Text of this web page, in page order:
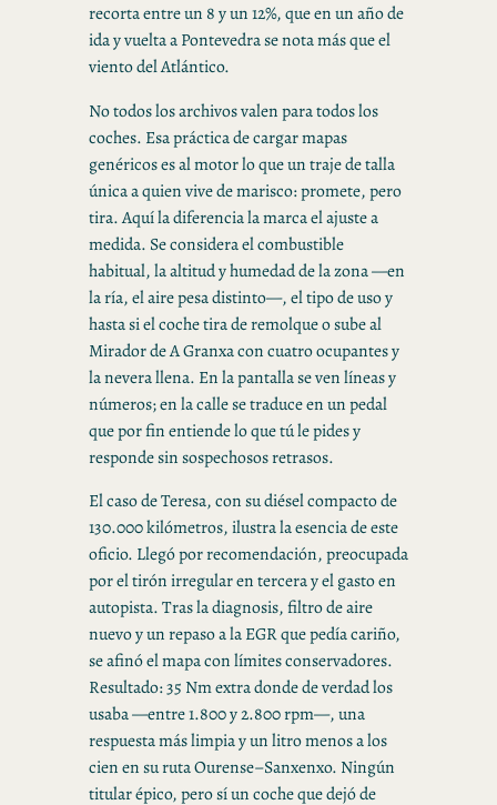
recorta entre un 8 y un 12%, que en un año de
ida y vuelta a Pontevedra se nota más que el
viento del Atlántico.
No todos los archivos valen para todos los
coches. Esa práctica de cargar mapas
genéricos es al motor lo que un traje de talla
única a quien vive de marisco: promete, pero
tira. Aquí la diferencia la marca el ajuste a
medida. Se considera el combustible
habitual, la altitud y humedad de la zona —en
la ría, el aire pesa distinto—, el tipo de uso y
hasta si el coche tira de remolque o sube al
Mirador de A Granxa con cuatro ocupantes y
la nevera llena. En la pantalla se ven líneas y
números; en la calle se traduce en un pedal
que por fin entiende lo que tú le pides y
responde sin sospechosos retrasos.
El caso de Teresa, con su diésel compacto de
130.000 kilómetros, ilustra la esencia de este
oficio. Llegó por recomendación, preocupada
por el tirón irregular en tercera y el gasto en
autopista. Tras la diagnosis, filtro de aire
nuevo y un repaso a la EGR que pedía cariño,
se afinó el mapa con límites conservadores.
Resultado: 35 Nm extra donde de verdad los
usaba —entre 1.800 y 2.800 rpm—, una
respuesta más limpia y un litro menos a los
cien en su ruta Ourense–Sanxenxo. Ningún
titular épico, pero sí un coche que dejó de